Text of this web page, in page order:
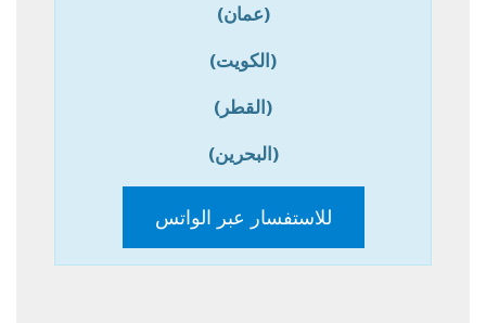
(عمان)
(الكويت)
(القطر)
(البحرين)
للاستفسار عبر الواتس